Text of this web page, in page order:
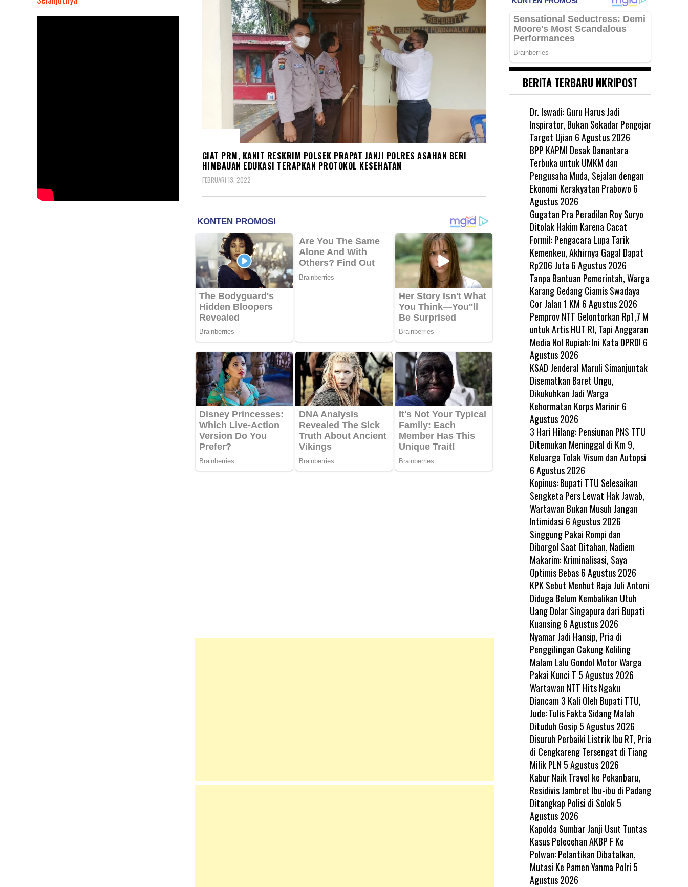
GIAT PRM, KANIT RESKRIM POLSEK PRAPAT JANJI POLRES ASAHAN BERI
HIMBAUAN EDUKASI TERAPKAN PROTOKOL KESEHATAN
FEBRUARI 13, 2022
BERITA TERBARU NKRIPOST
Dr. Iswadi: Guru Harus Jadi
Inspirator, Bukan Sekadar Pengejar
Target Ujian 6 Agustus 2026
BPP KAPMI Desak Danantara
Terbuka untuk UMKM dan
Pengusaha Muda, Sejalan dengan
Ekonomi Kerakyatan Prabowo 6
Agustus 2026
Gugatan Pra Peradilan Roy Suryo
Ditolak Hakim Karena Cacat
Formil: Pengacara Lupa Tarik
Kemenkeu, Akhirnya Gagal Dapat
Rp206 Juta 6 Agustus 2026
Tanpa Bantuan Pemerintah, Warga
Karang Gedang Ciamis Swadaya
Cor Jalan 1 KM 6 Agustus 2026
Pemprov NTT Gelontorkan Rp1,7 M
untuk Artis HUT RI, Tapi Anggaran
Media Nol Rupiah: Ini Kata DPRD! 6
Agustus 2026
KSAD Jenderal Maruli Simanjuntak
Disematkan Baret Ungu,
Dikukuhkan Jadi Warga
Kehormatan Korps Marinir 6
Agustus 2026
3 Hari Hilang: Pensiunan PNS TTU
Ditemukan Meninggal di Km 9,
Keluarga Tolak Visum dan Autopsi
6 Agustus 2026
Kopinus: Bupati TTU Selesaikan
Sengketa Pers Lewat Hak Jawab,
Wartawan Bukan Musuh Jangan
Intimidasi 6 Agustus 2026
Singgung Pakai Rompi dan
Diborgol Saat Ditahan, Nadiem
Makarim: Kriminalisasi, Saya
Optimis Bebas 6 Agustus 2026
KPK Sebut Menhut Raja Juli Antoni
Diduga Belum Kembalikan Utuh
Uang Dolar Singapura dari Bupati
Kuansing 6 Agustus 2026
Nyamar Jadi Hansip, Pria di
Penggilingan Cakung Keliling
Malam Lalu Gondol Motor Warga
Pakai Kunci T 5 Agustus 2026
Wartawan NTT Hits Ngaku
Diancam 3 Kali Oleh Bupati TTU,
Jude: Tulis Fakta Sidang Malah
Dituduh Gosip 5 Agustus 2026
Disuruh Perbaiki Listrik Ibu RT, Pria
di Cengkareng Tersengat di Tiang
Milik PLN 5 Agustus 2026
Kabur Naik Travel ke Pekanbaru,
Residivis Jambret Ibu-ibu di Padang
Ditangkap Polisi di Solok 5
Agustus 2026
Kapolda Sumbar Janji Usut Tuntas
Kasus Pelecehan AKBP F Ke
Polwan: Pelantikan Dibatalkan,
Mutasi Ke Pamen Yanma Polri 5
Agustus 2026